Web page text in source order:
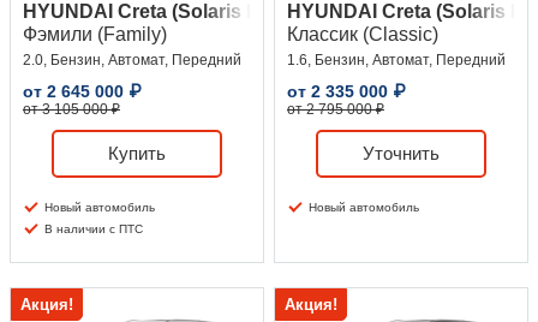
HYUNDAI Creta (Solaris HC)
Фэмили (Family)
2.0, Бензин, Автомат, Передний
от 2 645 000 ₽
от 3 105 000 ₽
Купить
Новый автомобиль
В наличии с ПТС
HYUNDAI Creta (Solaris
Классик (Classic)
1.6, Бензин, Автомат, Передний
от 2 335 000 ₽
от 2 795 000 ₽
Уточнить
Новый автомобиль
Акция! Акция!